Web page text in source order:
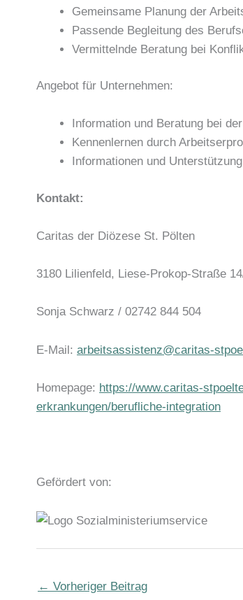
Gemeinsame Planung der
Passende Begleitung des
Vermittelnde Beratung bei
Angebot für Unternehmen:
Information und Beratung bei
Kennenlernen durch
Informationen und
Kontakt:
Caritas der Diözese St. Pölten
3180 Lilienfeld, Liese-Prokop-Straße
Sonja Schwarz / 02742 844 504
E-Mail: arbeitsassistenz@caritas-
Homepage: https://www.caritas-
erkrankungen/berufliche-integration
Gefördert von:
← Vorheriger Beitrag